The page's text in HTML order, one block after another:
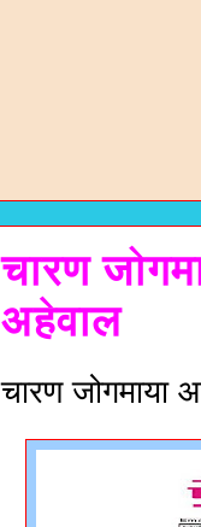
चारण
अहेवाल
चारण जोगमाया